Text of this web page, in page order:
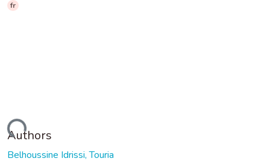
fr
Loading...
Authors
Belhoussine Idrissi, Touria